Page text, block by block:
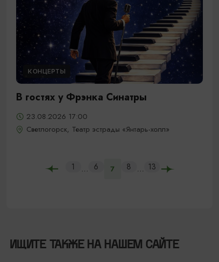
КОНЦЕРТЫ
В гостях у Фрэнка Синатры
23.08.2026 17:00
Светлогорск, Театр эстрады «Янтарь-холл»
1 ... 6 7 8 ... 13
ИЩИТЕ ТАКЖЕ НА НАШЕМ САЙТЕ